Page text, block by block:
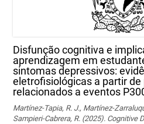
Disfunção cognitiva e
aprendizagem em
sintomas depressivos:
eletrofisiológicas a partir
relacionados a eventos
Martínez-Tapia, R. J., Martínez-
Sampieri-Cabrera, R. (2025). Cognitive